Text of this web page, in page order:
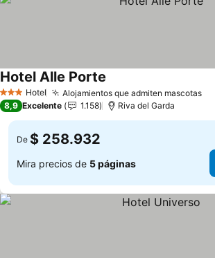
3 Estrellas
Hotel Alojamientos que admiten mascotas
Hotel Alle Porte
8,9 Excelente 1.158 Riva del Garda
De $ 258.932
Mira precios de 5 páginas